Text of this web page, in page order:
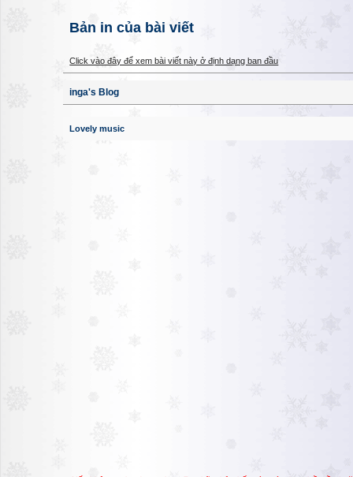
Bản in của bài viết
Click vào đây để xem bài viết này ở định dạng ban đầu
inga's Blog
Lovely music